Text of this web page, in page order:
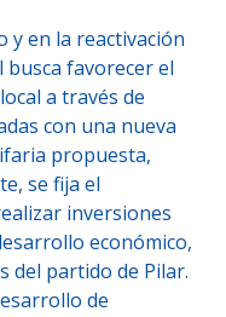
y en la reactivación
busca favorecer el
a través de
con una nueva
propuesta,
se fija el
inversiones
económico,
del partido de Pilar.
de